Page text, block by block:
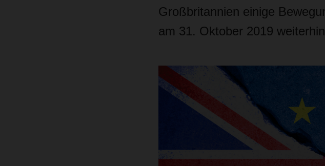
Großbritannien einige
am 31. Oktober 2019